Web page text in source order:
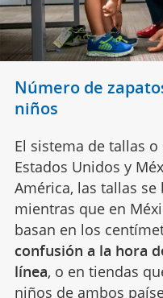
Número de
niños
El sistema de tallas
Estados Unidos y
América, las tallas se
mientras que en
basan en los
confusión a la hora
línea, o en tiendas
niños de ambos